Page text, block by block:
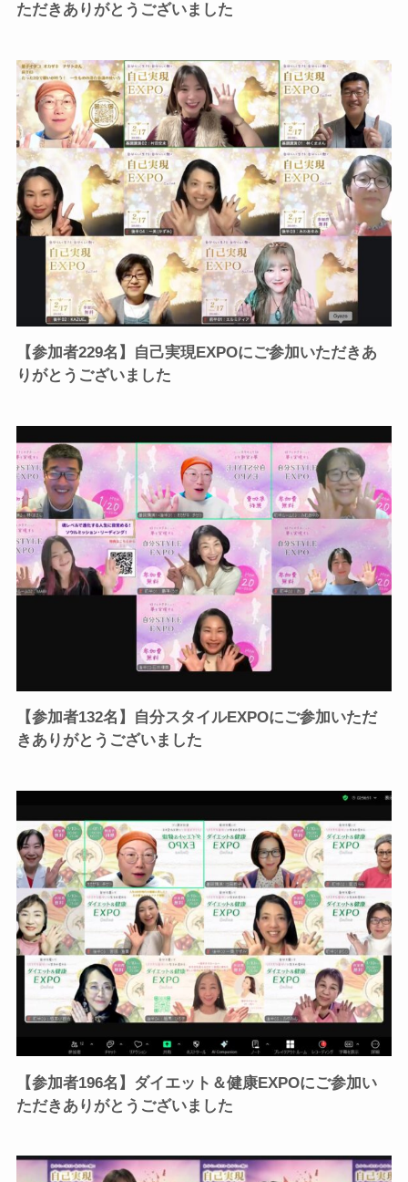
ただきありがとうございました
【参加者229名】自己実現EXPOにご参加いただきあ
りがとうございました
【参加者132名】自分スタイルEXPOにご参加いただ
きありがとうございました
【参加者196名】ダイエット＆健康EXPOにご参加い
ただきありがとうございました